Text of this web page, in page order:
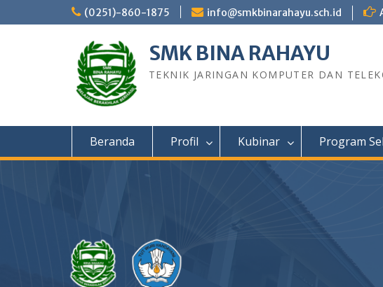
to
(0251)-860-1875 info@smkbinarahayu.sch.id
SMK BINA RAHAYU
TEKNIK JARINGAN KOMPUTER DAN
Beranda Profil Kubinar Program